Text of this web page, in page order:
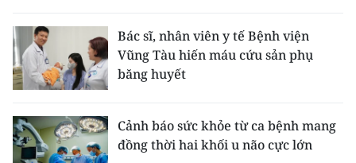
Bác sĩ, nhân viên y tế Bệnh viện
Vũng Tàu hiến máu cứu sản phụ
băng huyết
Cảnh báo sức khỏe từ ca bệnh mang
đồng thời hai khối u não cực lớn